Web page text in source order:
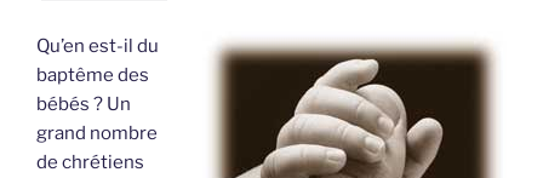
Qu’en est-il du
baptême des
bébés ? Un
grand nombre
de chrétiens